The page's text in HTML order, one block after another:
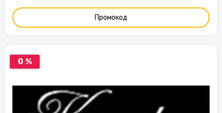
Промокод
0 %